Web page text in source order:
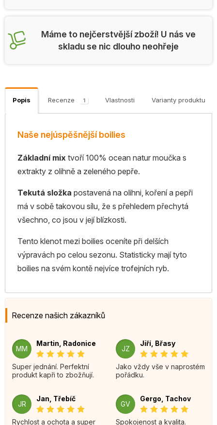
Máme to nejčerstvější zboží! U nás ve
skladu se nic dlouho neohřeje
Popis Recenze 1 Vlastnosti Varianty produktu
Naše nejúspěšnější boilies
Základní mix tvoří 100% ocean natur moučka s
extrakty z olihně a zeleného pepře.
Tekutá složka postavená na olihni, koření a pepři
má v sobě takovou sílu, že s přehledem přechytá
všechno, co jsou v její blízkosti.
Tento klenot mezi boilies oceníte při delších
výpravách po celou sezonu. Statisticky mají tyto
boilies na svém kontě nejvíce trofejních ryb.
Recenze našich zákazníků
MM
Martin, Radonice
Super jednání. Perfektní
produkt kapři to zbožňují.
JZ
Jiří, Břasy
Jako vždy vše v naprostém
pořádku.
JR
Jan, Třebíč
Rychlost a ochota a super
GV
Gergo, Tachov
Spokojenost a kvalita.